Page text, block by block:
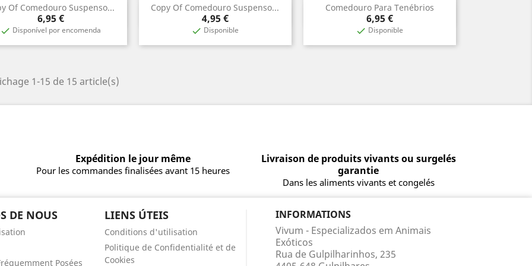
Of Comedouro Suspenso...
Prix
6,95 €
 Disponível por encomenda
Aperçu rapide
Copy Of Comedouro Suspenso...
Prix
4,95 €
 Disponible
Aperçu rapide
Comedouro Para Tenébrios
Prix
6,95 €
 Disponible
Aperçu rapide
1-15 de 15 article(s)
Expédition le jour même
Pour les commandes finalisées avant 15 heures
Livraison de produits vivants ou surgelés
garantie
Dans les aliments vivants et congelés
DE NOUS
Posées
LIENS ÚTEIS
Conditions d'utilisation
Politique de Confidentialité et de
Cookies
INFORMATIONS
Vivum - Especializados em Animais
Exóticos
Rua de Gulpilharinhos, 235